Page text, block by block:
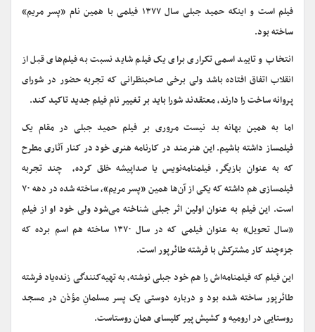
فیلم است و اینکه حمید جبلی سال ۱۳۷۷ فیلمی با همین نام «پسر مریم»
ساخته بود.
انتخاب و تایید اسمی تکراری برای یک فیلم شاید نسبت به فیلم‌های قبل از
انقلاب اتفاق افتاده باشد ولی برخی صاحبنظرانی که تجربه حضور در شورای
پروانه ساخت را دارند، معتقدند شورا باید بر تغییر نام فیلم جدید تاکید کند.
اما به همین بهانه بد نیست مروری بر فیلم حمید جبلی در مقام یک
فیلمساز داشته باشیم. این هنرمند در کارنامه هنری خود در کنار آثاری مطرح
که به عنوان بازیگر، فیلمنامه‌نویس یا صداپیشه خلق کرده، چند تجربه
فیلمسازی هم داشته که یکی از آن‌ها همین «پسر مریم»، ساخته شده در دهه ۷۰
است. این فیلم به عنوان اولین اثر جبلی شناخته می‌شود ولی خود او از فیلم‌
«سال تحویل» به عنوان فیلمی که در سال ۱۳۷۰ ساخته هم اسم برده که
جزءچند کار مشترکش با فرشته طائرپور است.
این فیلم که فیلمنامه‌اش را هم خود جبلی نوشته، به تهیه‌کنندگی زنده‌یاد فرشته
طائرپور ساخته شده بود و درباره دوستی یک پسر مسلمانِ مؤذن در مسجد
روستایی در ارومیه و کشیش پیر کلیسای همان روستاست.